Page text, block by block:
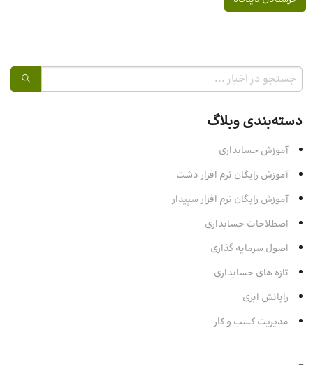
دسته‌بندی وبلاگ
آموزش حسابداری
آموزش رایگان نرم افزار دشت
آموزش رایگان نرم افزار سپیدار
اصطلاحات حسابداری
اصول سرمایه‌ گذاری
تازه های حسابداری
رایانش ابری
مدیریت کسب و کار